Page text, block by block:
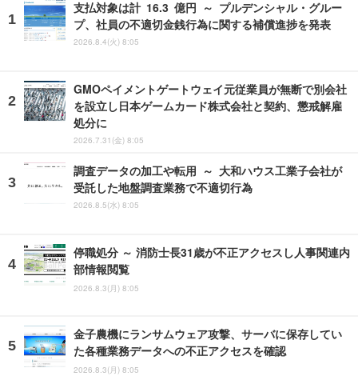
支払対象は計 16.3 億円 ～ プルデンシャル・グルー
プ、社員の不適切金銭行為に関する補償進捗を発表
2026.8.4(火) 8:05
GMOペイメントゲートウェイ元従業員が無断で別会社
を設立し日本ゲームカード株式会社と契約、懲戒解雇
処分に
2026.7.31(金) 8:05
調査データの加工や転用 ～ 大和ハウス工業子会社が
受託した地盤調査業務で不適切行為
2026.8.5(水) 8:05
停職処分 ～ 消防士長31歳が不正アクセスし人事関連内
部情報閲覧
2026.8.3(月) 8:05
金子農機にランサムウェア攻撃、サーバに保存してい
た各種業務データへの不正アクセスを確認
2026.8.3(月) 8:05